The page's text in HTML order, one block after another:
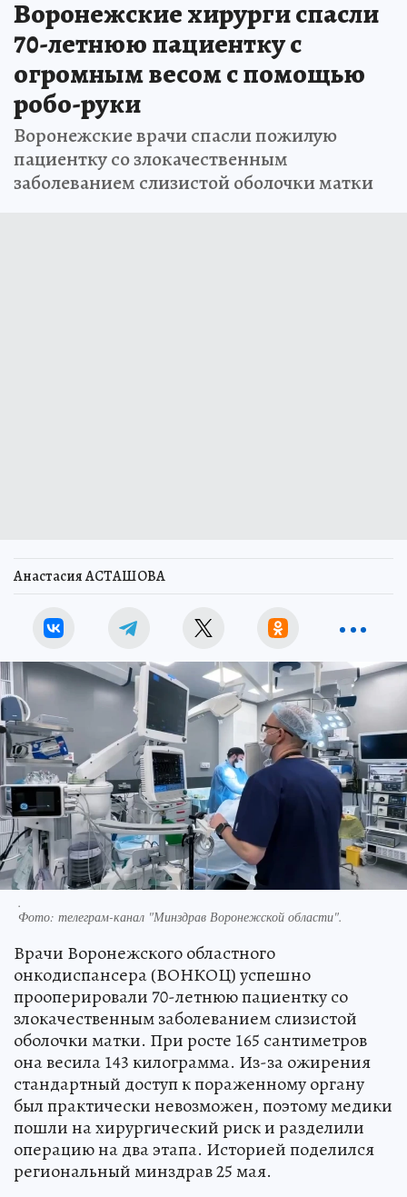
Воронежские хирурги спасли
70-летнюю пациентку с
огромным весом с помощью
робо-руки
Воронежские врачи спасли пожилую
пациентку со злокачественным
заболеванием слизистой оболочки матки
Анастасия АСТАШОВА
.
Фото: телеграм-канал "Минздрав Воронежской области".
Врачи Воронежского областного
онкодиспансера (ВОНКОЦ) успешно
прооперировали 70-летнюю пациентку со
злокачественным заболеванием слизистой
оболочки матки. При росте 165 сантиметров
она весила 143 килограмма. Из-за ожирения
стандартный доступ к пораженному органу
был практически невозможен, поэтому медики
пошли на хирургический риск и разделили
операцию на два этапа. Историей поделился
региональный минздрав 25 мая.